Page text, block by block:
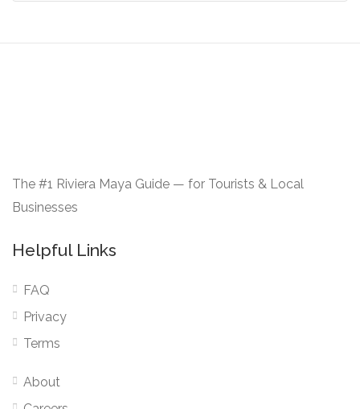
The #1 Riviera Maya Guide — for Tourists & Local
Businesses
Helpful Links
FAQ
Privacy
Terms
About